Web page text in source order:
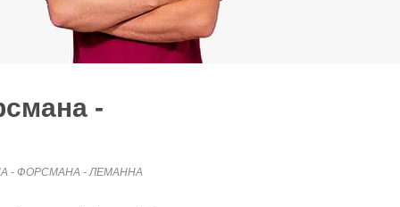
-
- ФОРСМАНА - ЛЕМАННА